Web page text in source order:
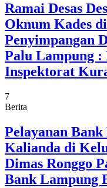
Ramai Desas
Oknum Kades
Penyimpangan
Palu Lampung :
Inspektorat
7
Berita
Pelayanan
Kalianda di
Dimas Ronggo
Bank Lampung